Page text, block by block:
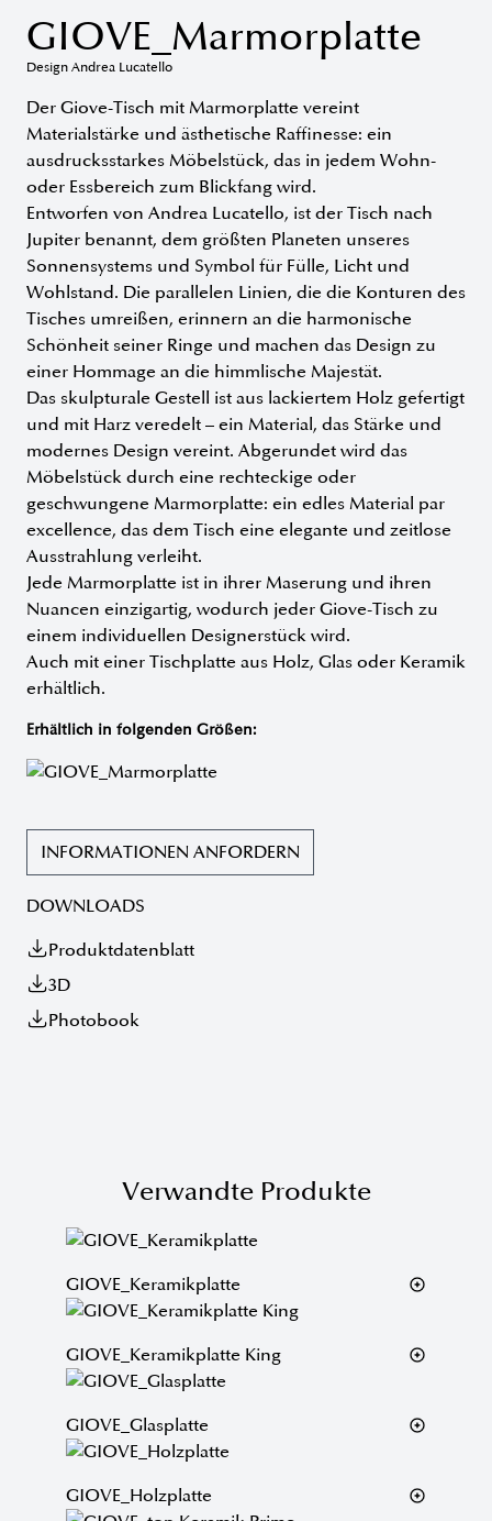
GIOVE_Marmorplatte
Design Andrea Lucatello
Der Giove-Tisch mit Marmorplatte vereint
Materialstärke und ästhetische Raffinesse: ein
ausdrucksstarkes Möbelstück, das in jedem Wohn-
oder Essbereich zum Blickfang wird.
Entworfen von Andrea Lucatello, ist der Tisch nach
Jupiter benannt, dem größten Planeten unseres
Sonnensystems und Symbol für Fülle, Licht und
Wohlstand. Die parallelen Linien, die die Konturen des
Tisches umreißen, erinnern an die harmonische
Schönheit seiner Ringe und machen das Design zu
einer Hommage an die himmlische Majestät.
Das skulpturale Gestell ist aus lackiertem Holz gefertigt
und mit Harz veredelt – ein Material, das Stärke und
modernes Design vereint. Abgerundet wird das
Möbelstück durch eine rechteckige oder
geschwungene Marmorplatte: ein edles Material par
excellence, das dem Tisch eine elegante und zeitlose
Ausstrahlung verleiht.
Jede Marmorplatte ist in ihrer Maserung und ihren
Nuancen einzigartig, wodurch jeder Giove-Tisch zu
einem individuellen Designerstück wird.
Auch mit einer Tischplatte aus Holz, Glas oder Keramik
erhältlich.
Erhältlich in folgenden Größen:
INFORMATIONEN ANFORDERN
DOWNLOADS
Produktdatenblatt
3D
Photobook
Verwandte Produkte
GIOVE_Keramikplatte
GIOVE_Keramikplatte King
GIOVE_Glasplatte
GIOVE_Holzplatte